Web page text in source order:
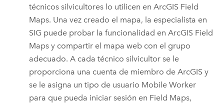
técnicos silvicultores lo utilicen enArcGIS Field
Maps. Una vez creado el mapa, la especialista en
SIG puede probar la funcionalidad enArcGIS Field
Maps y compartir el mapa web con el grupo
adecuado. A cada técnico silvicultor se le
proporciona una cuenta de miembro de ArcGIS y
se le asigna un tipo de usuario Mobile Worker
para que pueda iniciar sesión en Field Maps,